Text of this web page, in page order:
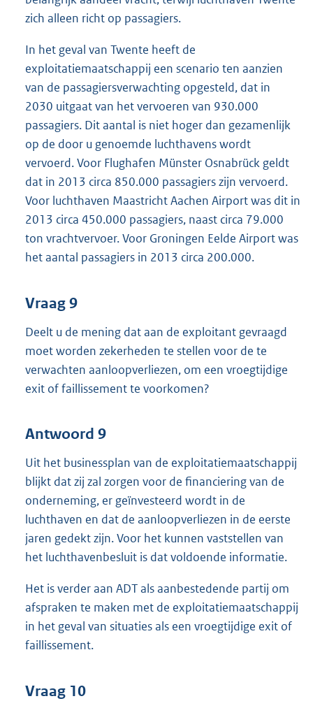
zich alleen richt op passagiers.
In het geval van Twente heeft de
exploitatiemaatschappij een scenario ten aanzien
van de passagiersverwachting opgesteld, dat in
2030 uitgaat van het vervoeren van 930.000
passagiers. Dit aantal is niet hoger dan gezamenlijk
op de door u genoemde luchthavens wordt
vervoerd. Voor Flughafen Münster Osnabrück geldt
dat in 2013 circa 850.000 passagiers zijn vervoerd.
Voor luchthaven Maastricht Aachen Airport was dit in
2013 circa 450.000 passagiers, naast circa 79.000
ton vrachtvervoer. Voor Groningen Eelde Airport was
het aantal passagiers in 2013 circa 200.000.
Vraag 9
Deelt u de mening dat aan de exploitant gevraagd
moet worden zekerheden te stellen voor de te
verwachten aanloopverliezen, om een vroegtijdige
exit of faillissement te voorkomen?
Antwoord 9
Uit het businessplan van de exploitatiemaatschappij
blijkt dat zij zal zorgen voor de financiering van de
onderneming, er geïnvesteerd wordt in de
luchthaven en dat de aanloopverliezen in de eerste
jaren gedekt zijn. Voor het kunnen vaststellen van
het luchthavenbesluit is dat voldoende informatie.
Het is verder aan ADT als aanbestedende partij om
afspraken te maken met de exploitatiemaatschappij
in het geval van situaties als een vroegtijdige exit of
faillissement.
Vraag 10